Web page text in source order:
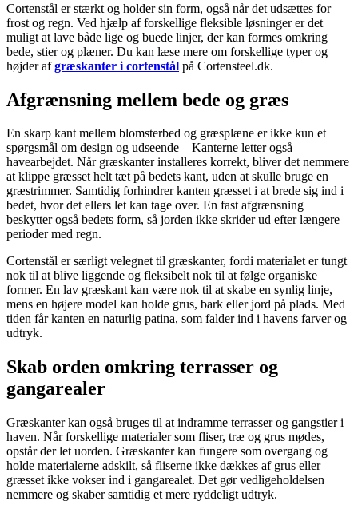
Cortenstål er stærkt og holder sin form, også når det udsættes for
frost og regn. Ved hjælp af forskellige fleksible løsninger er det
muligt at lave både lige og buede linjer, der kan formes omkring
bede, stier og plæner. Du kan læse mere om forskellige typer og
højder afgræskanter i cortenstål på Cortensteel.dk.
Afgrænsning mellem bede og græs
En skarp kant mellem blomsterbed og græsplæne er ikke kun et
spørgsmål om design og udseende – Kanterne letter også
havearbejdet. Når græskanter installeres korrekt, bliver det nemmere
at klippe græsset helt tæt på bedets kant, uden at skulle bruge en
græstrimmer. Samtidig forhindrer kanten græsset i at brede sig ind i
bedet, hvor det ellers let kan tage over. En fast afgrænsning
beskytter også bedets form, så jorden ikke skrider ud efter længere
perioder med regn.
Cortenstål er særligt velegnet til græskanter, fordi materialet er tungt
nok til at blive liggende og fleksibelt nok til at følge organiske
former. En lav græskant kan være nok til at skabe en synlig linje,
mens en højere model kan holde grus, bark eller jord på plads. Med
tiden får kanten en naturlig patina, som falder ind i havens farver og
udtryk.
Skab orden omkring terrasser og
gangarealer
Græskanter kan også bruges til at indramme terrasser og gangstier i
haven. Når forskellige materialer som fliser, træ og grus mødes,
opstår der let uorden. Græskanter kan fungere som overgang og
holde materialerne adskilt, så fliserne ikke dækkes af grus eller
græsset ikke vokser ind i gangarealet. Det gør vedligeholdelsen
nemmere og skaber samtidig et mere ryddeligt udtryk.